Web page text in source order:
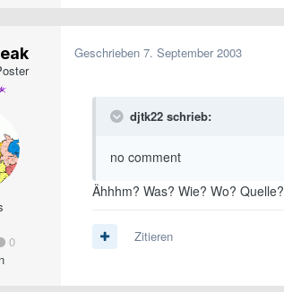
0
Geschrieben 7. September 2003
djtk22 schrieb:
no comment
Ähhhm? Was? Wie? Wo? Quelle?
Zitieren